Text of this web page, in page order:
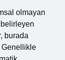
olmayan
burada
Genellikle